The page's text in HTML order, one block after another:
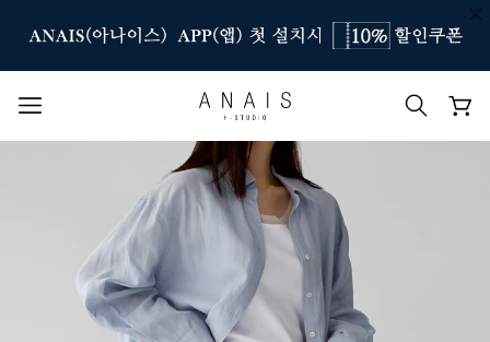
인기 검색어
#신상7%할인 #아나이스 제작
#MD추천 #당일발송 #BEST OF BEST